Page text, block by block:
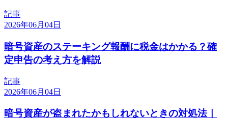
記事
2026年06月04日
暗号資産のステーキング報酬に税金はかかる？確
定申告の考え方を解説
記事
2026年06月04日
暗号資産が盗まれたかもしれないときの対処法｜